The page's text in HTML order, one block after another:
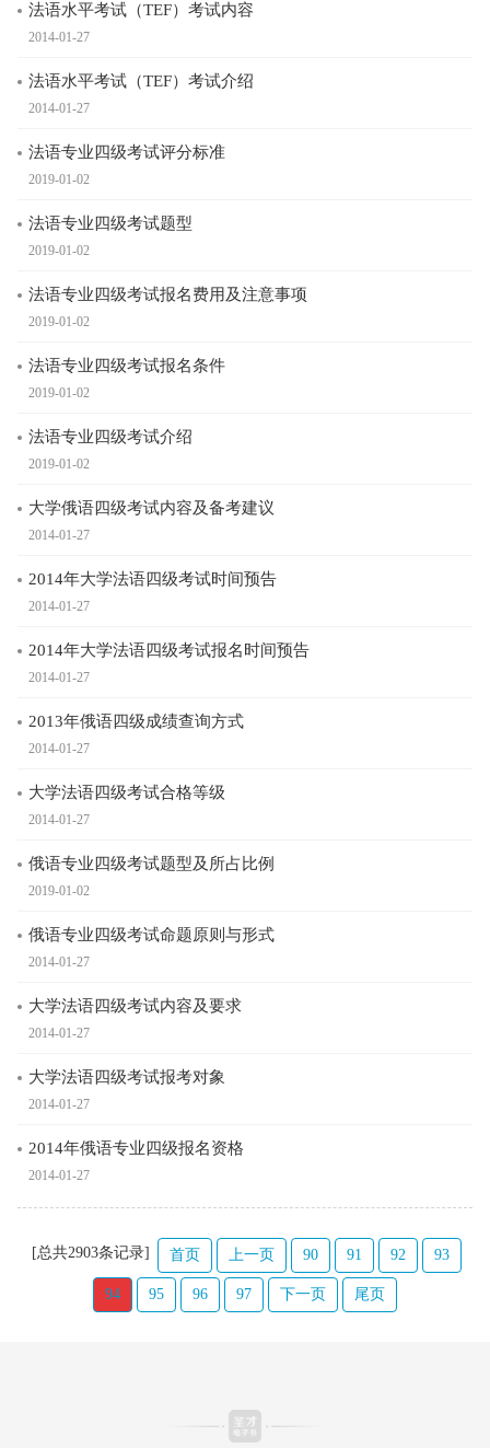
法语水平考试（TEF）考试内容
2014-01-27
法语水平考试（TEF）考试介绍
2014-01-27
法语专业四级考试评分标准
2019-01-02
法语专业四级考试题型
2019-01-02
法语专业四级考试报名费用及注意事项
2019-01-02
法语专业四级考试报名条件
2019-01-02
法语专业四级考试介绍
2019-01-02
大学俄语四级考试内容及备考建议
2014-01-27
2014年大学法语四级考试时间预告
2014-01-27
2014年大学法语四级考试报名时间预告
2014-01-27
2013年俄语四级成绩查询方式
2014-01-27
大学法语四级考试合格等级
2014-01-27
俄语专业四级考试题型及所占比例
2019-01-02
俄语专业四级考试命题原则与形式
2014-01-27
大学法语四级考试内容及要求
2014-01-27
大学法语四级考试报考对象
2014-01-27
2014年俄语专业四级报名资格
2014-01-27
[总共2903条记录] 首页 上一页 90 91 92 93
94 95 96 97 下一页 尾页